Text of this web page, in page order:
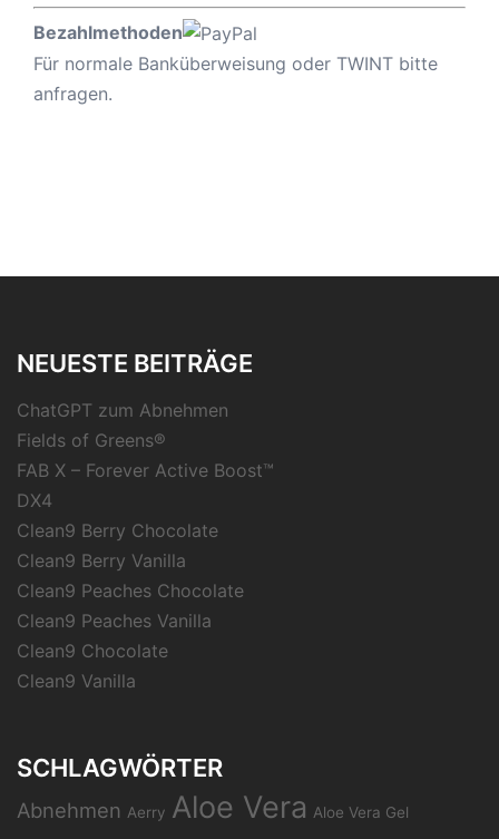
Bezahlmethoden
Für normale Banküberweisung oder TWINT bitte
anfragen.
NEUESTE BEITRÄGE
ChatGPT zum Abnehmen
Fields of Greens®
FAB X – Forever Active Boost™
DX4
Clean9 Berry Chocolate
Clean9 Berry Vanilla
Clean9 Peaches Chocolate
Clean9 Peaches Vanilla
Clean9 Chocolate
Clean9 Vanilla
SCHLAGWÖRTER
Abnehmen Aerry Aloe Vera Aloe Vera Gel